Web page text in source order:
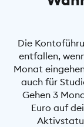
Die
entfallen,
Monat
auch für
Gehen 3
Euro auf